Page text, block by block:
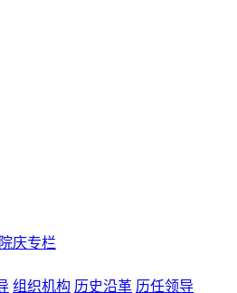
院庆专栏
组织机构 历史沿革 历任领导